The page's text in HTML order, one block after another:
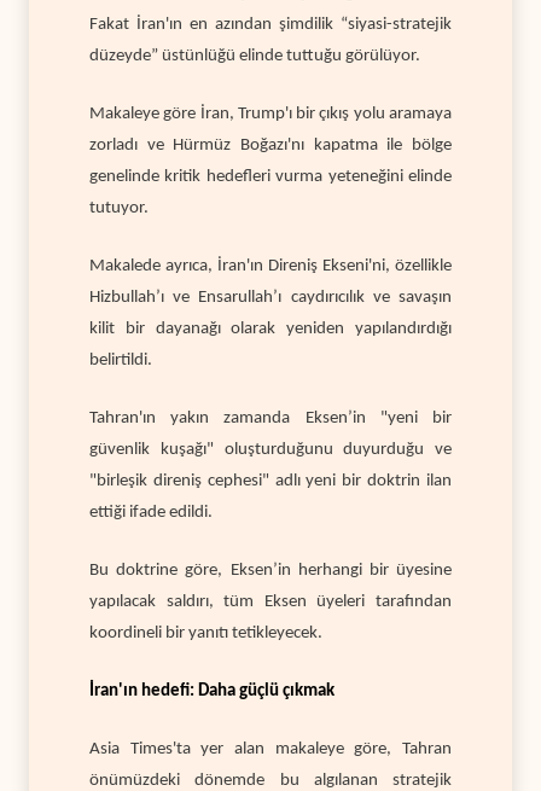
Fakat İran'ın en azından şimdilik “siyasi-stratejik
düzeyde” üstünlüğü elinde tuttuğu görülüyor.
Makaleye göre İran, Trump'ı bir çıkış yolu aramaya
zorladı ve Hürmüz Boğazı'nı kapatma ile bölge
genelinde kritik hedefleri vurma yeteneğini elinde
tutuyor.
Makalede ayrıca, İran'ın Direniş Ekseni'ni, özellikle
Hizbullah’ı ve Ensarullah’ı caydırıcılık ve savaşın
kilit bir dayanağı olarak yeniden yapılandırdığı
belirtildi.
Tahran'ın yakın zamanda Eksen’in "yeni bir
güvenlik kuşağı" oluşturduğunu duyurduğu ve
"birleşik direniş cephesi" adlı yeni bir doktrin ilan
ettiği ifade edildi.
Bu doktrine göre, Eksen’in herhangi bir üyesine
yapılacak saldırı, tüm Eksen üyeleri tarafından
koordineli bir yanıtı tetikleyecek.
İran'ın hedefi: Daha güçlü çıkmak
Asia Times'ta yer alan makaleye göre, Tahran
önümüzdeki dönemde bu algılanan stratejik